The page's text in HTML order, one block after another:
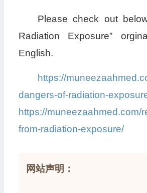
Please check out
Radiation Exposure”
English.
https://
dangers-of-radiation-
https://muneezaahmed.com/
from-radiation-exposure/
网站声明：